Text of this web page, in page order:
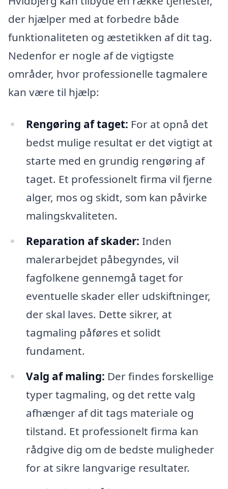
der hjælper med at forbedre både
funktionaliteten og æstetikken af dit tag.
Nedenfor er nogle af de vigtigste
områder, hvor professionelle tagmalere
kan være til hjælp:
Rengøring af taget: For at opnå det
bedst mulige resultat er det vigtigt at
starte med en grundig rengøring af
taget. Et professionelt firma vil fjerne
alger, mos og skidt, som kan påvirke
malingskvaliteten.
Reparation af skader: Inden
malerarbejdet påbegyndes, vil
fagfolkene gennemgå taget for
eventuelle skader eller udskiftninger,
der skal laves. Dette sikrer, at
tagmaling påføres et solidt
fundament.
Valg af maling: Der findes forskellige
typer tagmaling, og det rette valg
afhænger af dit tags materiale og
tilstand. Et professionelt firma kan
rådgive dig om de bedste muligheder
for at sikre langvarige resultater.